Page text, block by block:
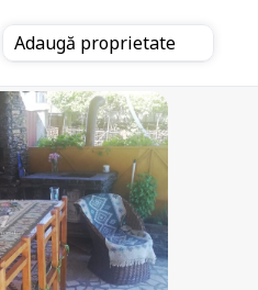
Adaugă proprietate